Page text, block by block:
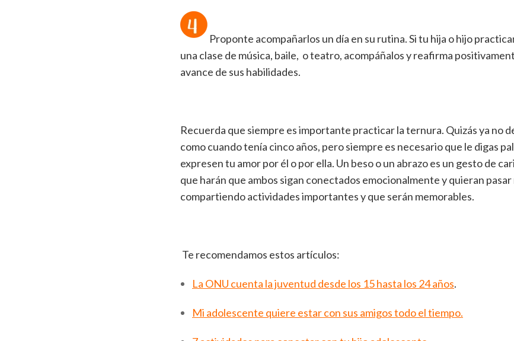
Proponte acompañarlos un día en su rutina. Si tu hija o hijo
una clase de música, baile, o teatro, acompáñalos y reafirma
avance de sus habilidades.
Recuerda que siempre es importante practicar la ternura. Quizás ya no
como cuando tenía cinco años, pero siempre es necesario que le digas
expresen tu amor por él o por ella. Un beso o un abrazo es un gesto de
que harán que ambos sigan conectados emocionalmente y quieran
compartiendo actividades importantes y que serán memorables.
Te recomendamos estos artículos:
La ONU cuenta la juventud desde los 15 hasta los 24 años.
Mi adolescente quiere estar con sus amigos todo el tiempo.